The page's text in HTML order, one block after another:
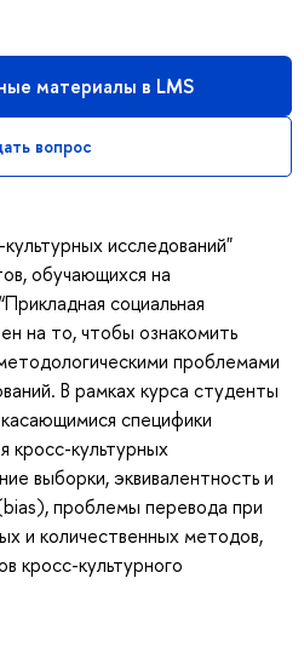
материалы в LMS
вопрос
исследований"
обучающихся на
социальная
на то, чтобы ознакомить
проблемами
В рамках курса студенты
специфики
кросс-культурных
выборки, эквивалентность и
проблемы перевода при
и количественных методов,
кросс-культурного